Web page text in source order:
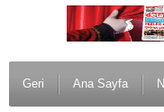
Geri Ana Sayfa